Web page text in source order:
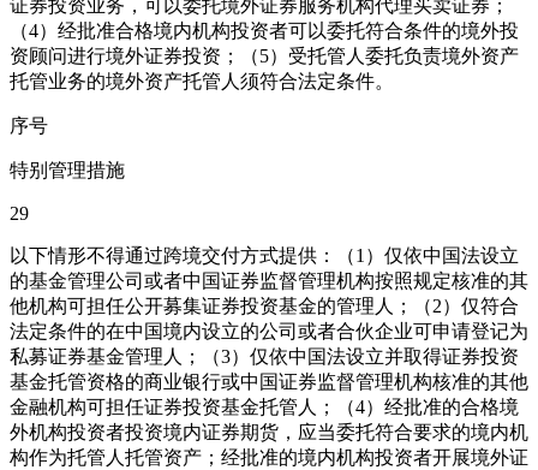
证券投资业务，可以委托境外证券服务机构代理买卖证券；
（4）经批准合格境内机构投资者可以委托符合条件的境外投
资顾问进行境外证券投资；（5）受托管人委托负责境外资产
托管业务的境外资产托管人须符合法定条件。
序号
特别管理措施
29
以下情形不得通过跨境交付方式提供：（1）仅依中国法设立
的基金管理公司或者中国证券监督管理机构按照规定核准的其
他机构可担任公开募集证券投资基金的管理人；（2）仅符合
法定条件的在中国境内设立的公司或者合伙企业可申请登记为
私募证券基金管理人；（3）仅依中国法设立并取得证券投资
基金托管资格的商业银行或中国证券监督管理机构核准的其他
金融机构可担任证券投资基金托管人；（4）经批准的合格境
外机构投资者投资境内证券期货，应当委托符合要求的境内机
构作为托管人托管资产；经批准的境内机构投资者开展境外证